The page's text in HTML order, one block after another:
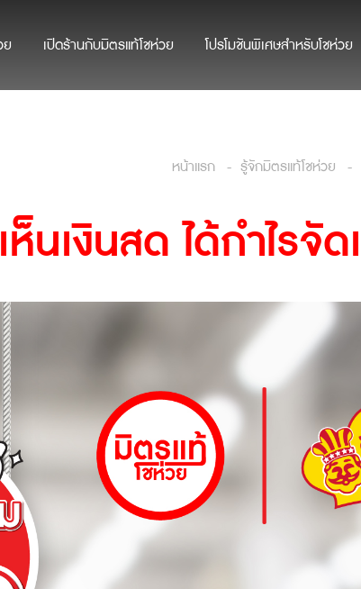
เปิดร้านกับมิตรแท้โชห่วย โปรโมชันพิเศษสำหรับโชห่วย
หน้าแรก รู้จักมิตรแท้โชห่วย
เห็นเงินสด ได้กำไรจั